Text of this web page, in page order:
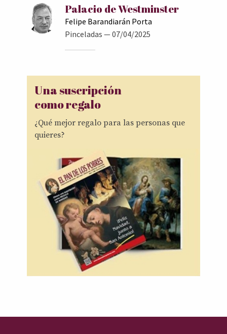
Palacio de Westminster
Felipe Barandiarán Porta
Pinceladas — 07/04/2025
Una suscripción
como regalo
¿Qué mejor regalo para las personas que
quieres?